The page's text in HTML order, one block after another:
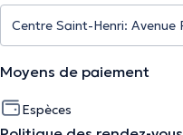
Moyens de paiement
Espèces